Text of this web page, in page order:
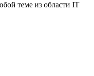
теме из области IT